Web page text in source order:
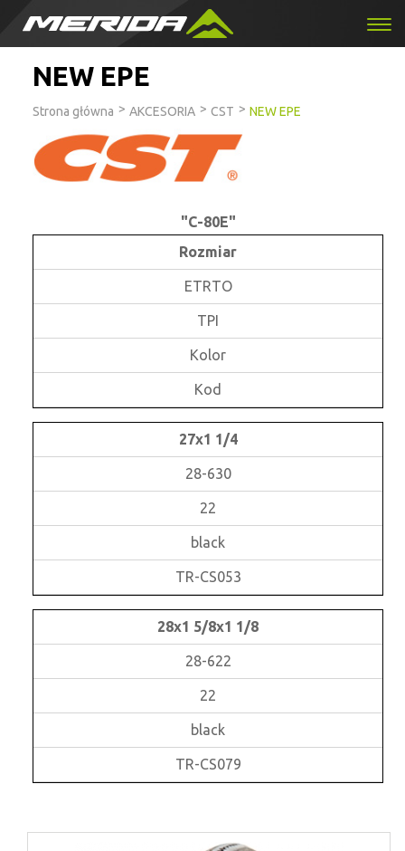
NEW EPE
Strona główna > AKCESORIA > CST > NEW EPE
"C-80E"
Rozmiar
ETRTO
TPI
Kolor
Kod
27x1 1/4
28-630
22
black
TR-CS053
28x1 5/8x1 1/8
28-622
22
black
TR-CS079